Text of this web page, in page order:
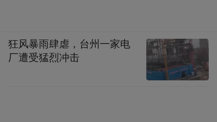
狂风暴雨肆虐，台州一家电
厂遭受猛烈冲击